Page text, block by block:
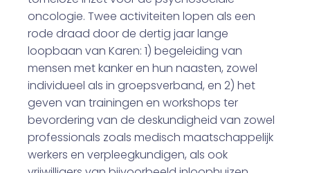
oncologie. Twee activiteiten lopen als een
rode draad door de dertig jaar lange
loopbaan van Karen: 1) begeleiding van
mensen met kanker en hun naasten, zowel
individueel als in groepsverband, en 2) het
geven van trainingen en workshops ter
bevordering van de deskundigheid van zowel
professionals zoals medisch maatschappelijk
werkers en verpleegkundigen, als ook